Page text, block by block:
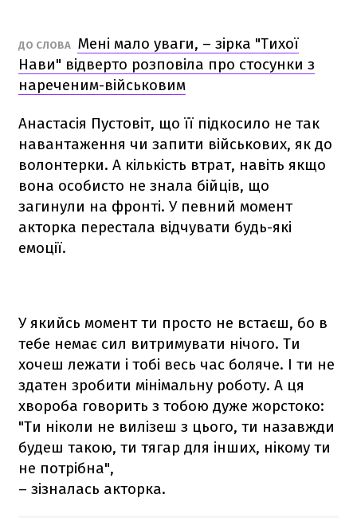
ДО СЛОВА Мені мало уваги, – зірка "Тихої
Нави" відверто розповіла про стосунки з
нареченим-військовим
Анастасія Пустовіт, що її підкосило не так
навантаження чи запити військових, як до
волонтерки. А кількість втрат, навіть якщо
вона особисто не знала бійців, що
загинули на фронті. У певний момент
акторка перестала відчувати будь-які
емоції.
У якийсь момент ти просто не встаєш, бо в
тебе немає сил витримувати нічого. Ти
хочеш лежати і тобі весь час боляче. І ти не
здатен зробити мінімальну роботу. А ця
хвороба говорить з тобою дуже жорстоко:
"Ти ніколи не вилізеш з цього, ти назавжди
будеш такою, ти тягар для інших, нікому ти
не потрібна",
– зізналась акторка.